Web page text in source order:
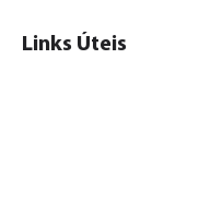
Links Úteis